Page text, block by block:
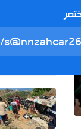
تعديل
الوطن
مأساة